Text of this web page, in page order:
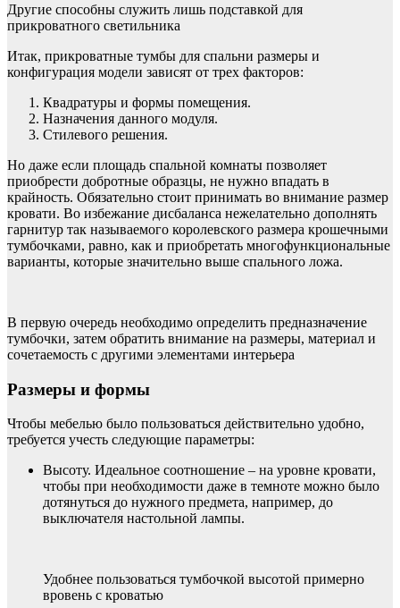
Другие способны служить лишь подставкой для
прикроватного светильника
Итак, прикроватные тумбы для спальни размеры и
конфигурация модели зависят от трех факторов:
Квадратуры и формы помещения.
Назначения данного модуля.
Стилевого решения.
Но даже если площадь спальной комнаты позволяет
приобрести добротные образцы, не нужно впадать в
крайность. Обязательно стоит принимать во внимание размер
кровати. Во избежание дисбаланса нежелательно дополнять
гарнитур так называемого королевского размера крошечными
тумбочками, равно, как и приобретать многофункциональные
варианты, которые значительно выше спального ложа.
В первую очередь необходимо определить предназначение
тумбочки, затем обратить внимание на размеры, материал и
сочетаемость с другими элементами интерьера
Размеры и формы
Чтобы мебелью было пользоваться действительно удобно,
требуется учесть следующие параметры:
Высоту. Идеальное соотношение – на уровне кровати,
чтобы при необходимости даже в темноте можно было
дотянуться до нужного предмета, например, до
выключателя настольной лампы.
Удобнее пользоваться тумбочкой высотой примерно
вровень с кроватью